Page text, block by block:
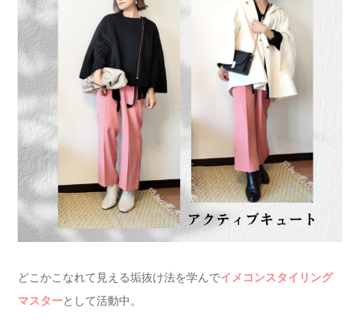
どこかこなれて見える垢抜け法を学んでイメコンスタイリング
マスターとして活動中。